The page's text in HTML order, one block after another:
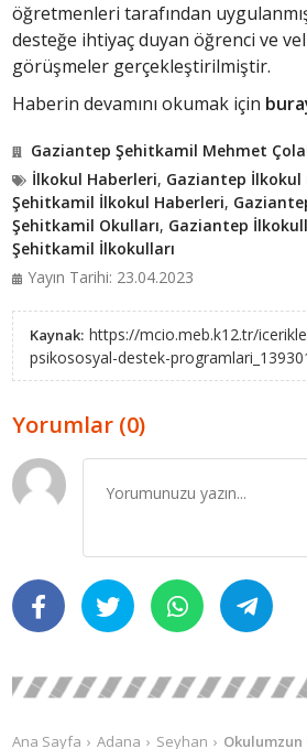
öğretmenleri tarafından
desteğe ihtiyaç duyan öğrenci ve
görüşmeler gerçekleştirilmiştir.
Haberin devamını okumak için
Gaziantep Şehitkamil Mehmet
İlkokul Haberleri, Gaziantep İlkokul
Şehitkamil İlkokul Haberleri,
Şehitkamil Okulları, Gaziantep
Şehitkamil İlkokulları
Yayın Tarihi: 23.04.2023
Kaynak: https://mcio.meb.k12.tr/
psikososyal-destek-
Yorumlar (0)
Ana Sayfa Adana Seyhan Okulumzun